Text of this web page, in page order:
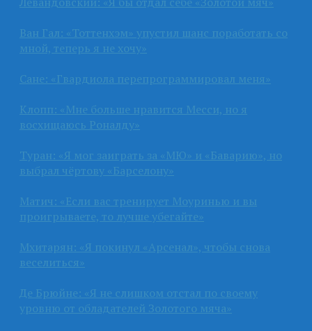
Ван Гал: «Тоттенхэм» упустил шанс поработать со
мной, теперь я не хочу»
Сане: «Гвардиола перепрограммировал меня»
Клопп: «Мне больше нравится Месси, но я
восхищаюсь Роналду»
Туран: «Я мог заиграть за «МЮ» и «Баварию», но
выбрал чёртову «Барселону»
Матич: «Если вас тренирует Моуринью и вы
проигрываете, то лучше убегайте»
Мхитарян: «Я покинул «Арсенал», чтобы снова
веселиться»
Де Брюйне: «Я не слишком отстал по своему
уровню от обладателей Золотого мяча»